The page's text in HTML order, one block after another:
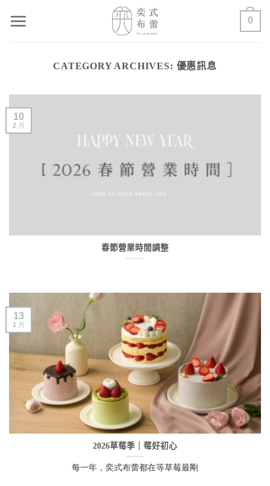
0
CATEGORY ARCHIVES: 優惠訊息
春節營業時間調整
10
2 月
2026草莓季｜莓好初心
每一年，奕式布蕾都在等草莓最剛
13
1 月